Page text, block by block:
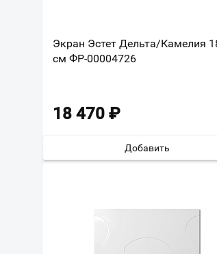
Экран Эстет Дельта/Камелия
см ФР-00004726
18 470 ₽
Добавить